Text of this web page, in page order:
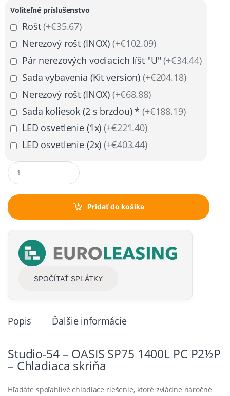
Voliteľné príslušenstvo
Rošt(+€35.67)
Nerezový rošt (INOX)(+€102.09)
Pár nerezových vodiacich líšt "U"(+€34.44)
Sada vybavenia (Kit version) (+€204.18)
Nerezový rošt (INOX)(+€68.88)
Sada koliesok (2 s brzdou) * (+€188.19)
LED osvetlenie (1x)(+€221.40)
LED osvetlenie (2x)(+€403.44)
Q
u
t
i
y
Pridať do košíka
SPOČÍTAŤ SPLÁTKY
Popis Ďalšie informácie
Studio-54 – OASIS SP75 1400L PC P2½P
– Chladiaca skriňa
Hľadáte spoľahlivé chladiace riešenie, ktoré zvládne náročné